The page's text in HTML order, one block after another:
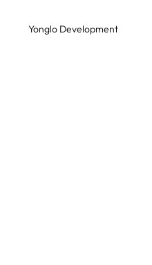
Yonglo Development